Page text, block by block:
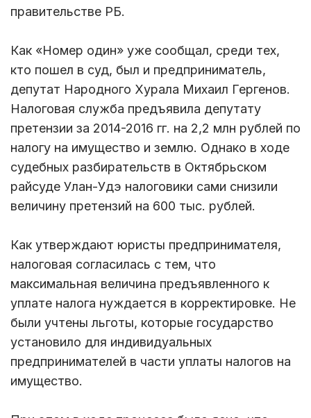
правительстве РБ.
Как «Номер один» уже сообщал, среди тех,
кто пошел в суд, был и предприниматель,
депутат Народного Хурала Михаил Гергенов.
Налоговая служба предъявила депутату
претензии за 2014-2016 гг. на 2,2 млн рублей по
налогу на имущество и землю. Однако в ходе
судебных разбирательств в Октябрьском
райсуде Улан-Удэ налоговики сами снизили
величину претензий на 600 тыс. рублей.
Как утверждают юристы предпринимателя,
налоговая согласилась с тем, что
максимальная величина предъявленного к
уплате налога нуждается в корректировке. Не
были учтены льготы, которые государство
установило для индивидуальных
предпринимателей в части уплаты налогов на
имущество.